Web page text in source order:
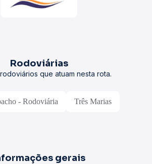
Rodoviárias
que atuam nesta rota.
- Rodoviária Três Marias
gerais